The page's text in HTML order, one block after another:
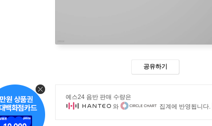
공유하기
예스24 음반 판매 수량은
와
집계에 반영됩니다.